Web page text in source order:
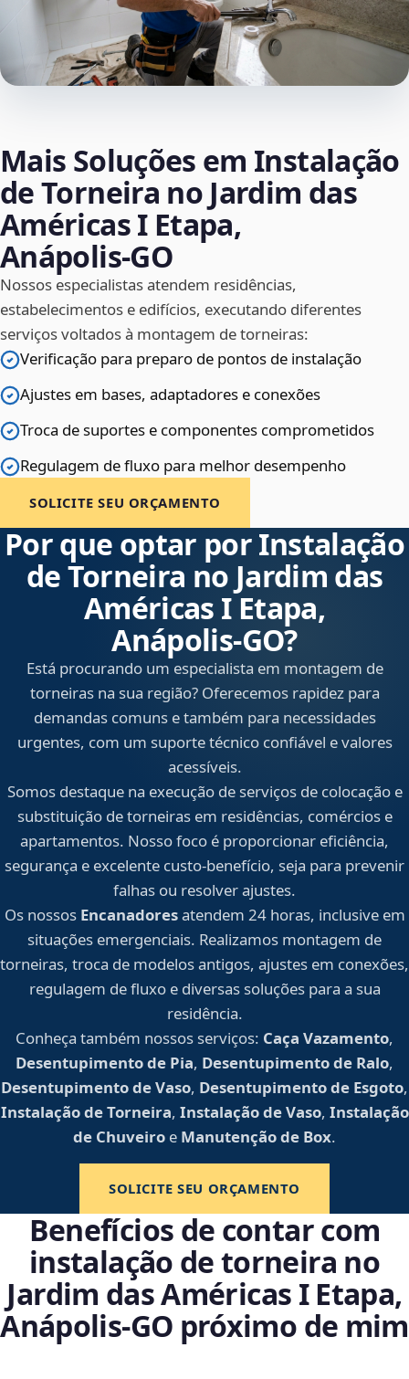
Mais Soluções em Instalação
de Torneira no Jardim das
Américas I Etapa,
Anápolis‑GO
Nossos especialistas atendem residências,
estabelecimentos e edifícios, executando diferentes
serviços voltados à montagem de torneiras:
Verificação para preparo de pontos de instalação
Ajustes em bases, adaptadores e conexões
Troca de suportes e componentes comprometidos
Regulagem de fluxo para melhor desempenho
SOLICITE SEU ORÇAMENTO
Por que optar por Instalação
de Torneira no Jardim das
Américas I Etapa,
Anápolis‑GO?
Está procurando um especialista em montagem de
torneiras na sua região? Oferecemos rapidez para
demandas comuns e também para necessidades
urgentes, com um suporte técnico confiável e valores
acessíveis.
Somos destaque na execução de serviços de colocação e
substituição de torneiras em residências, comércios e
apartamentos. Nosso foco é proporcionar eficiência,
segurança e excelente custo-benefício, seja para prevenir
falhas ou resolver ajustes.
Os nossos Encanadoresatendem 24 horas, inclusive em
situações emergenciais. Realizamos montagem de
torneiras, troca de modelos antigos, ajustes em conexões,
regulagem de fluxo e diversas soluções para a sua
residência.
Conheça também nossos serviços: Caça Vazamento,
Desentupimento de Pia, Desentupimento de Ralo,
Desentupimento de Vaso, Desentupimento de Esgoto,
Instalação de Torneira, Instalação de Vaso, Instalação
de Chuveiro e Manutenção de Box.
SOLICITE SEU ORÇAMENTO
Benefícios de contar com
instalação de torneira no
Jardim das Américas I Etapa,
Anápolis‑GO próximo de mim